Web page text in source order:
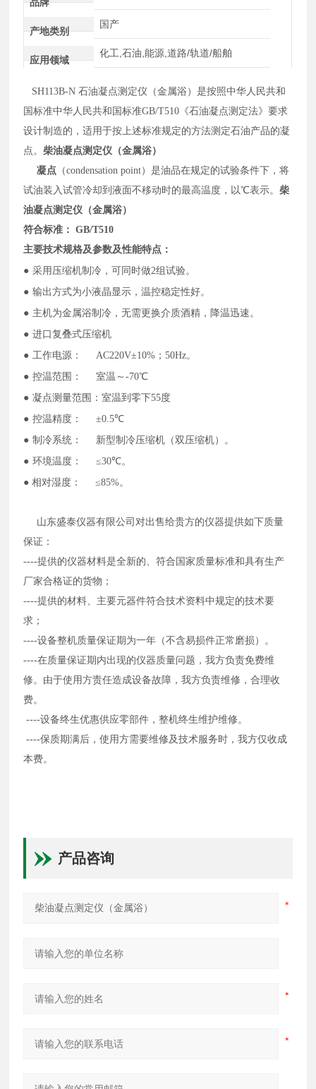
产地类别
国产
应用领域
化工,石油,能源,道路/轨道/船舶
SH113B-N 石油凝点测定仪 （金属浴）是按照中华人民共和
国标准中华人民共和国标准GB/T510《石油凝点测定法》要求
设计制造的，适用于按上述标准规定的方法测定石油产品的凝
点。柴油凝点测定仪（金属浴）
凝点 （condensation point）是油品在规定的试验条件下，将
试油装入试管冷却到液面不移动时的最高温度 ， 以℃表示。柴
油凝点测定仪（金属浴）
符合标准：
GB/T510
主要技术规格及参数及性能特点 ：
● 采用压缩机制冷，可同时做2组试验。
● 输出方式为小液晶显示，温控稳定性好。
● 主机为金属浴制冷，无需更换介质酒精，降温迅速。
● 进口复叠式压缩机
● 工作电源：
AC220V±10%；50Hz。
● 控温范围： 室温～-70℃
● 凝 点测量范围：室温到零下55度
● 控温精度：
±0.5℃
● 制冷系统：
新型制冷压缩机（双压缩机）。
● 环境温度：
≤30℃。
● 相对湿度：
≤85%。
山东盛泰仪器有限公司对出售给贵方的仪器提供如下质量
保证：
----提供的仪器材料是全新的、符合国家质量标准和具有生产
厂家合格证的货物；
----提供的材料、主要元器件符合技术资料中规定的技术要
求；
----设备整机质量保证期为一年（不含易损件正常磨损）。
----在质量保证期内出现的仪器质量问题，我方负责免费维
修。由于使用方责任造成设备故障，我方负责维修，合理收
费。
----设备终生优惠供应零部件，整机终生维护维修。
----保质期满后，使用方需要维修及技术服务时，我方仅收成
本费。
产品咨询